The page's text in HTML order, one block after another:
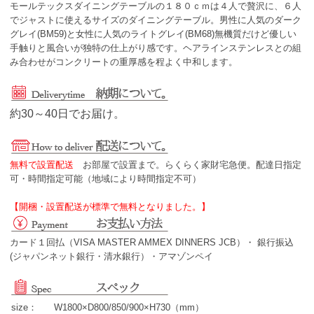
モールテックスダイニングテーブルの１８０ｃｍは４人で贅沢に、６人
でジャストに使えるサイズのダイニングテーブル。男性に人気のダーク
グレイ(BM59)と女性に人気のライトグレイ(BM68)無機質だけど優しい
手触りと風合いが独特の仕上がり感です。ヘアラインステンレスとの組
み合わせがコンクリートの重厚感を程よく中和します。
約30～40日でお届け。
無料で設置配送 お部屋で設置まで。らくらく家財宅急便。配達日指定
可・時間指定可能（地域により時間指定不可）
【開梱・設置配送が標準で無料となりました。】
カード１回払（VISA MASTER AMMEX DINNERS JCB）・ 銀行振込
(ジャパンネット銀行・清水銀行）・アマゾンペイ
size： W1800×D800/850/900×H730（mm）